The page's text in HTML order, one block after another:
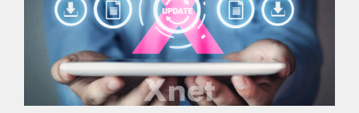
Xnet en la prensa
Newsletter
Búsqueda